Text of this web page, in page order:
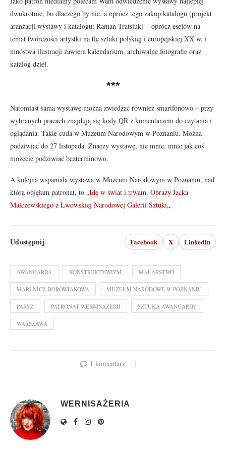
dwukrotnie, bo dlaczego by nie, a oprócz tego zakup katalogu (projekt
aranżacji wystawy i katalogu: Raman Tratsiuk) – oprócz esejów na
temat twórczości artystki na tle sztuki polskiej i europejskiej XX w. i
mnóstwa ilustracji zawiera kalendarium, archiwalne fotografie oraz
katalog dzieł.
***
Natomiast sama wystawę można zwiedzać również smartfonowo – przy
wybranych pracach znajdują się kody QR z komentarzem do czytania i
oglądania. Takie cuda w Muzeum Narodowym w Poznaniu. Można
podziwiać do 27 listopada. Znaczy wystawę, nie mnie, mnie jak coś
możecie podziwiać bezterminowo.
A kolejna wspaniała wystawa w Muzeum Narodowym w Poznaniu, nad
którą objęłam patronat, to „Idę w świat i trwam. Obrazy Jacka
Malczewskiego z Lwowskiej Narodowej Galerii Sztuki„.
Udostępnij Facebook X LinkedIn
AWANGARDA KONSTRUKTYWIZM MALARSTWO
MARI NICZ-BOROWIAKOWA MUZEUM NARODOWE W POZNANIU
PARYŻ PATRONAT WERNISAŻERII SZTUKA AWANGARDY
WARSZAWA
1 komentarz
WERNISAŻERIA